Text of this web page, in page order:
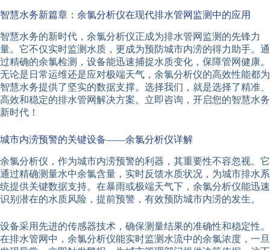
智慧水务新篇章：余氯分析仪在现代排水管网监测中的应用
智慧水务的新时代，余氯分析仪正成为排水管网监测的先锋力
量。它不仅实时监测水质，更成为预防城市内涝的得力助手。通
过精确的余氯检测，设备能迅速捕捉水质变化，保障管网健康。
无论是日常运维还是应对极端天气，余氯分析仪的高效性能都为
智慧水务提供了坚实的数据支撑。选择我们，就是选择了精准、
高效和稳定的排水管网解决方案。立即咨询，开启您的智慧水务
新时代！
城市内涝预警的关键设备——余氯分析仪详解
余氯分析仪，作为城市内涝预警的利器，其重要性不容忽视。它
通过精确测量水中余氯含量，实时反馈水质状况，为城市排水系
统提供关键数据支持。在暴雨或极端天气下，余氯分析仪能迅速
识别潜在的水质风险，提前预警，有效预防城市内涝的发生。
设备采用先进的传感器技术，确保测量结果的准确性和稳定性。
在排水管网中，余氯分析仪能实时监测水流中的余氯浓度，一旦